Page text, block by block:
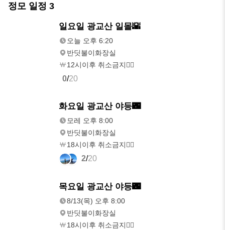
정모 일정 3
일요일 광교산 일몰🌇
오늘 오후 6:20
반딧불이화장실
12시이후 취소금지🙅‍♂️
0/20
화요일 광교산 야등🌃
모레 오후 8:00
반딧불이화장실
18시이후 취소금지🙅‍♂️
2/20
목요일 광교산 야등🌃
8/13(목) 오후 8:00
반딧불이화장실
18시이후 취소금지🙅‍♂️